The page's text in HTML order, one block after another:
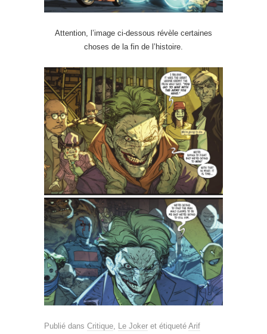
Attention, l’image ci-dessous révèle certaines
choses de la fin de l’histoire.
Publié dans Critique, Le Joker et étiqueté Arif